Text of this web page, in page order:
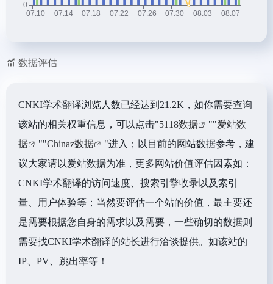
数据评估
CNKI学术翻译浏览人数已经达到21.2K，如你需要查询
该站的相关权重信息，可以点击"5118数据 ""爱站数
据
""Chinaz数据
"进入；以目前的网站数据参考，建
议大家请以爱站数据为准，更多网站价值评估因素如：
CNKI学术翻译的访问速度、搜索引擎收录以及索引
量、用户体验等；当然要评估一个站的价值，最主要还
是需要根据您自身的需求以及需要，一些确切的数据则
需要找CNKI学术翻译的站长进行洽谈提供。如该站的
IP、PV、跳出率等！